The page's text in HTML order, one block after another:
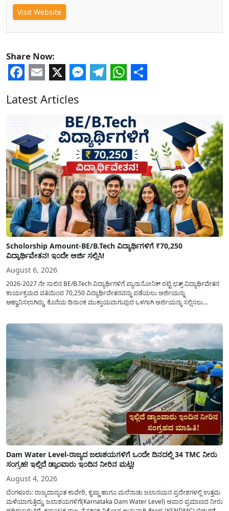
Visit Website
Share Now:
Latest Articles
Scholorship Amount-BE/B.Tech ವಿದ್ಯಾರ್ಥಿಗಳಿಗೆ ₹70,250
ವಿದ್ಯಾರ್ಥಿವೇತನ! ಇಂದೇ ಅರ್ಜಿ ಸಲ್ಲಿಸಿ!
August 6, 2026
2026-2027 ನೇ ಸಾಲಿನ BE/B.Tech ವಿದ್ಯಾರ್ಥಿಗಳಿಗೆ ಪ್ಯಾನಾಸೋನಿಕ್ ರಟ್ಟಿ ಛತ್ರ್ ವಿದ್ಯಾರ್ಥಿವೇತನ
ಕಾರ್ಯಕ್ರಮದ ವತಿಯಿಂದ 70,250 ವಿದ್ಯಾರ್ಥಿವೇತನವನ್ನು ಪಡೆಯಲು ಅರ್ಜಿಯನ್ನು
ಆಹ್ವಾನಿಸಲಾಗಿದ್ದು, ಕೊನೆಯ ದಿನಾಂಕ ಮುಕ್ತಾಯವಾಗುವುದ ಒಳಗಾಗಿ ಅರ್ಜಿಯನ್ನು ಸಲ್ಲಿಸಲು
ಜಾರಿಗೆ...
Dam Water Level-ರಾಜ್ಯದ ಜಲಾಶಯಗಳಿಗೆ ಒಂದೇ ದಿನದಲ್ಲಿ 34 TMC ನೀರು
ಸಂಗ್ರಹ! ಇಲ್ಲಿದೆ ಡ್ಯಾಂವಾರು ಇಂದಿನ ನೀರಿನ ಮಟ್ಟ!
August 4, 2026
ಬೆಂಗಳೂರು: ರಾಜ್ಯದಾದ್ಯಂತ ಕಾವೇರಿ, ಕೃಷ್ಣಾ ಹಾಗೂ ಮಲೆನಾಡು ಜಲಾನಯನ ಪ್ರದೇಶಗಳಲ್ಲಿ ಉತ್ತಮ
ಮಳೆಯಾಗುತ್ತಿದ್ದು, ಜಲಾಶಯಗಳಿಗೆ(Karnataka Dam Water Level) ಅಪಾರ ಪ್ರಮಾಣದ ನೀರು